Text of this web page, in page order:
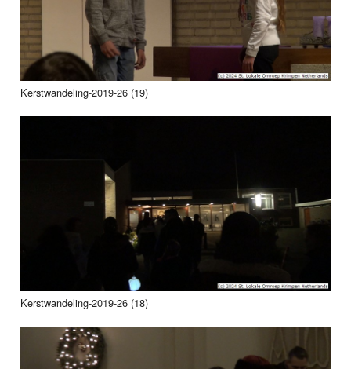
Kerstwandeling-2019-26 (19)
Kerstwandeling-2019-26 (18)